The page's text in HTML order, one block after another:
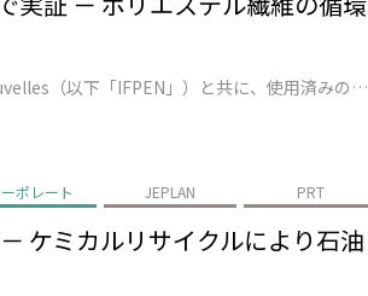
株式会社JEPLAN（代表取締役 執行役員社長：髙尾 正樹、以下「JEPLAN」）は、AxensとIFP Energies nouvelles（以下「IFPEN」）と共に、使用済みの繊維廃棄物数十トンを準商用設備（福岡県北九州市）でリサイクルし、100%廃棄ポリエステルから再生された モノマー*1の製造に成功しました。…
ポレート JEPLAN PRT
ケミカルリサイクルにより石油